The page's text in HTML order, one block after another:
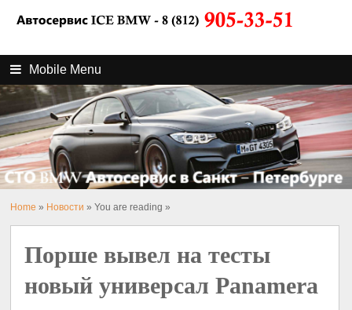
Mobile Menu
Home » Новости » You are reading »
Порше вывел на тесты
новый универсал Panamera